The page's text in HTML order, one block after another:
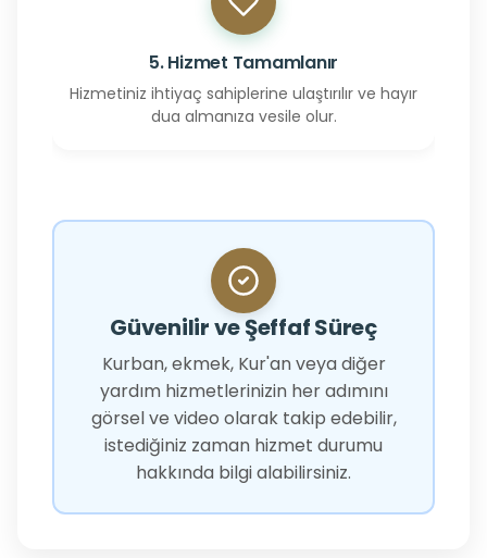
5. Hizmet Tamamlanır
Hizmetiniz ihtiyaç sahiplerine ulaştırılır ve hayır
dua almanıza vesile olur.
Güvenilir ve Şeffaf Süreç
Kurban, ekmek, Kur'an veya diğer
yardım hizmetlerinizin her adımını
görsel ve video olarak takip edebilir,
istediğiniz zaman hizmet durumu
hakkında bilgi alabilirsiniz.